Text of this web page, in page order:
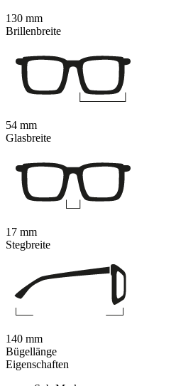
Eigenschaften
130 mm
Brillenbreite
54 mm
Glasbreite
17 mm
Stegbreite
140 mm
Bügellänge